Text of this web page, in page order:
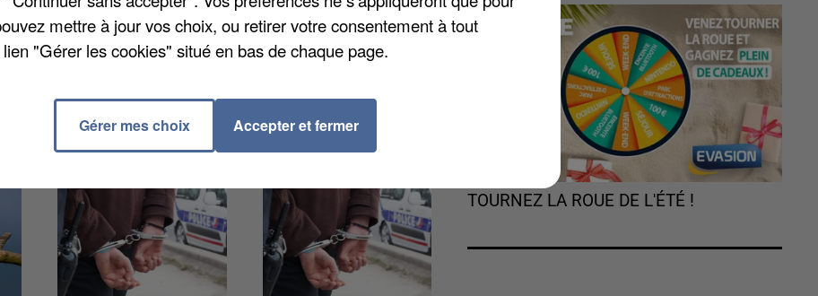
TOURNEZ LA ROUE DE L'ÉTÉ !
mettre à jour vos choix, ou retirer votre consentement à tout
"Gérer les cookies" situé en bas de chaque page.
Gérer mes choix Accepter et fermer